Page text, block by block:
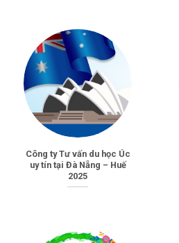
Công ty Tư vấn du học Úc
uy tín tại Đà Nẵng – Huế
2025